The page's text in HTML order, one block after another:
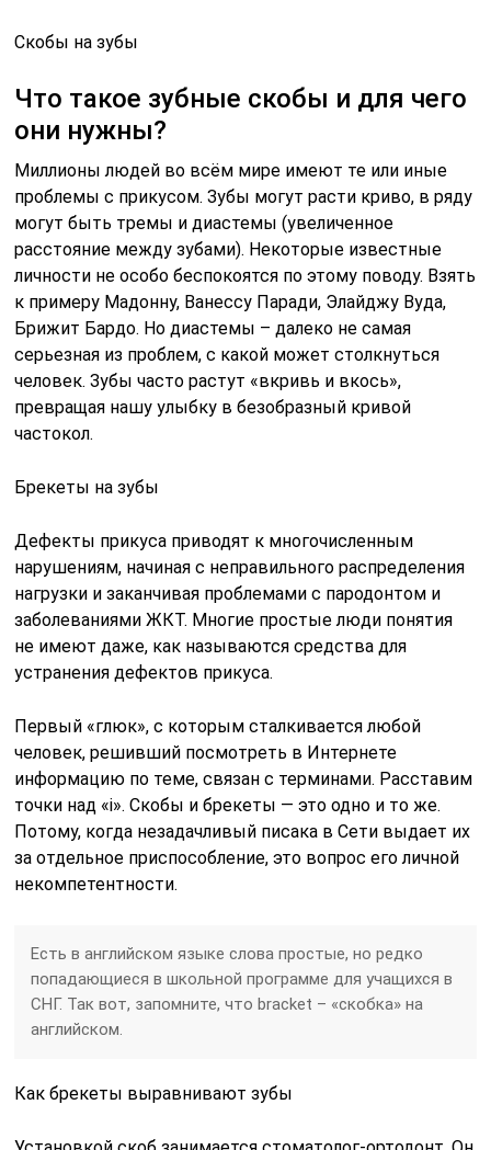
Скобы на зубы
Что такое зубные скобы и для чего
они нужны?
Миллионы людей во всём мире имеют те или иные
проблемы с прикусом. Зубы могут расти криво, в ряду
могут быть тремы и диастемы (увеличенное
расстояние между зубами). Некоторые известные
личности не особо беспокоятся по этому поводу. Взять
к примеру Мадонну, Ванессу Паради, Элайджу Вуда,
Брижит Бардо. Но диастемы – далеко не самая
серьезная из проблем, с какой может столкнуться
человек. Зубы часто растут «вкривь и вкось»,
превращая нашу улыбку в безобразный кривой
частокол.
Брекеты на зубы
Дефекты прикуса приводят к многочисленным
нарушениям, начиная с неправильного распределения
нагрузки и заканчивая проблемами с пародонтом и
заболеваниями ЖКТ. Многие простые люди понятия
не имеют даже, как называются средства для
устранениядефектов прикуса.
Первый «глюк», с которым сталкивается любой
человек, решивший посмотреть в Интернете
информацию по теме, связан с терминами. Расставим
точки над «i». Скобы и брекеты — это одно и то же.
Потому, когда незадачливый писака в Сети выдает их
за отдельное приспособление, это вопрос его личной
некомпетентности.
Есть в английском языке слова простые, но редко
попадающиеся в школьной программе для учащихся в
СНГ. Так вот, запомните, что bracket – «скобка» на
английском.
Как брекеты выравнивают зубы